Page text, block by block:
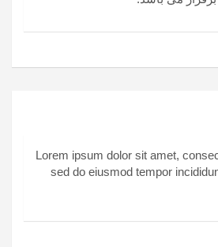
Lorem ipsum dolor sit amet,
sed do eiusmod tempor